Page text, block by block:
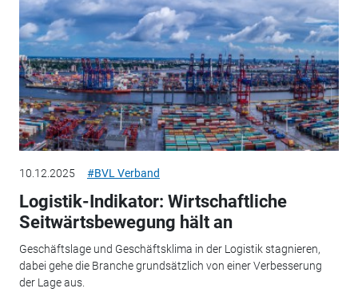
10.12.2025 #BVL Verband
Logistik-Indikator: Wirtschaftliche
Seitwärtsbewegung hält an
Geschäftslage und Geschäftsklima in der Logistik stagnieren,
dabei gehe die Branche grundsätzlich von einer Verbesserung
der Lage aus.